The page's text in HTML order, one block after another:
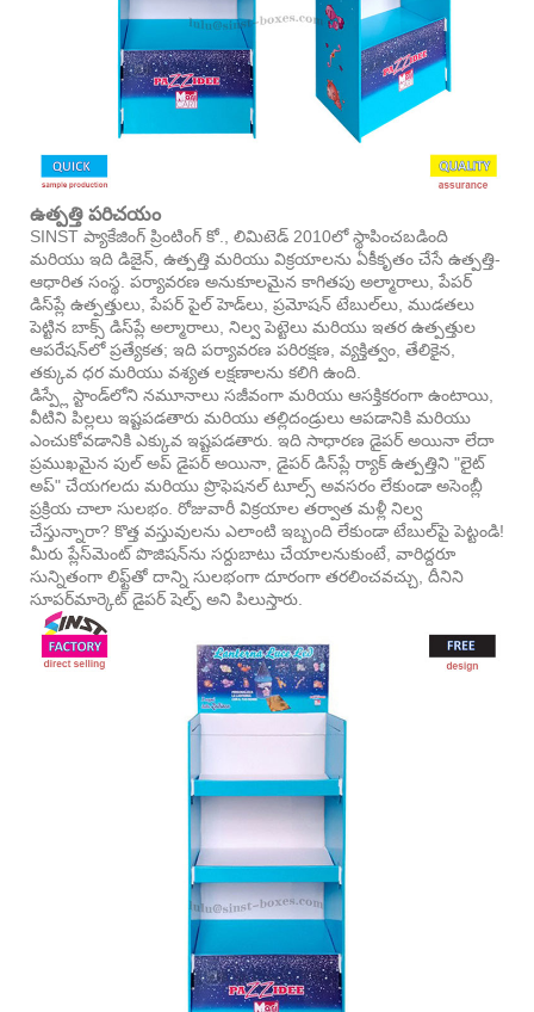
ఉత్పత్తి పరిచయం
SINST ప్యాకేజింగ్ ప్రింటింగ్ కో., లిమిటెడ్ 2010లో స్థాపించబడింది
మరియు ఇది డిజైన్, ఉత్పత్తి మరియు విక్రయాలను ఏకీకృతం చేసే ఉత్పత్తి-
ఆధారిత సంస్థ. పర్యావరణ అనుకూలమైన కాగితపు అల్మారాలు, పేపర్
డిస్‌ప్లే ఉత్పత్తులు, పేపర్ పైల్ హెడ్‌లు, ప్రమోషన్ టేబుల్‌లు, ముడతలు
పెట్టిన బాక్స్ డిస్‌ప్లే అల్మారాలు, నిల్వ పెట్టెలు మరియు ఇతర ఉత్పత్తుల
ఆపరేషన్‌లో ప్రత్యేకత; ఇది పర్యావరణ పరిరక్షణ, వ్యక్తిత్వం, తేలికైన,
తక్కువ ధర మరియు వశ్యత లక్షణాలను కలిగి ఉంది.
డిస్ప్లే స్టాండ్‌లోని నమూనాలు సజీవంగా మరియు ఆసక్తికరంగా ఉంటాయి,
వీటిని పిల్లలు ఇష్టపడతారు మరియు తల్లిదండ్రులు ఆపడానికి మరియు
ఎంచుకోవడానికి ఎక్కువ ఇష్టపడతారు. ఇది సాధారణ డైపర్ అయినా లేదా
ప్రముఖమైన పుల్ అప్ డైపర్ అయినా, డైపర్ డిస్‌ప్లే ర్యాక్ ఉత్పత్తిని "లైట్
అప్" చేయగలదు మరియు ప్రొఫెషనల్ టూల్స్ అవసరం లేకుండా అసెంబ్లీ
ప్రక్రియ చాలా సులభం. రోజువారీ విక్రయాల తర్వాత మళ్లీ నిల్వ
చేస్తున్నారా? కొత్త వస్తువులను ఎలాంటి ఇబ్బంది లేకుండా టేబుల్‌పై పెట్టండి!
మీరు ప్లేస్‌మెంట్ పొజిషన్‌ను సర్దుబాటు చేయాలనుకుంటే, వారిద్దరూ
సున్నితంగా లిఫ్ట్‌తో దాన్ని సులభంగా దూరంగా తరలించవచ్చు, దీనిని
సూపర్‌మార్కెట్ డైపర్ షెల్ఫ్ అని పిలుస్తారు.